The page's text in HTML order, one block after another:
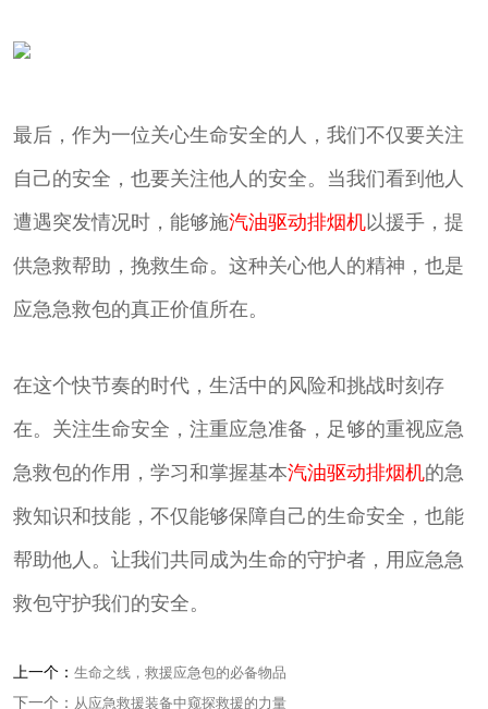
最后，作为一位关心生命安全的人，我们不仅要关注
自己的安全，也要关注他人的安全。当我们看到他人
遭遇突发情况时，能够施汽油驱动排烟机以援手，提
供急救帮助，挽救生命。这种关心他人的精神，也是
应急急救包的真正价值所在。
在这个快节奏的时代，生活中的风险和挑战时刻存
在。关注生命安全，注重应急准备，足够的重视应急
急救包的作用，学习和掌握基本汽油驱动排烟机的急
救知识和技能，不仅能够保障自己的生命安全，也能
帮助他人。让我们共同成为生命的守护者，用应急急
救包守护我们的安全。
上一个： 生命之线，救援应急包的必备物品
下一个： 从应急救援装备中窥探救援的力量